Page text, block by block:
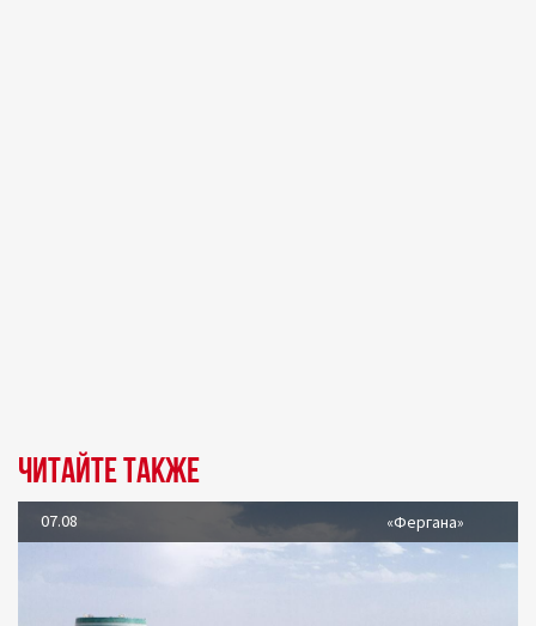
Читайте также
07.08 «Фергана»